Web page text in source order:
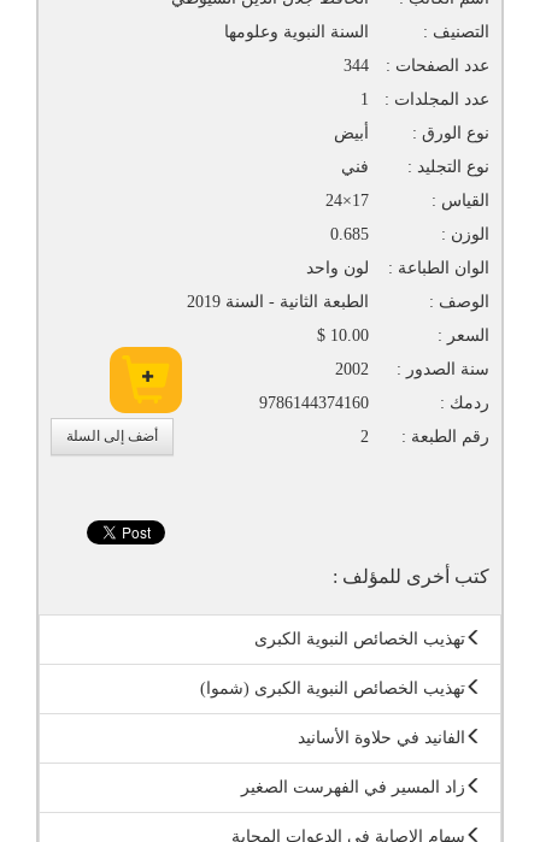
أضف إلى السلة
التصنيف :
السنة النبوية وعلومها
عدد الصفحات :
344
عدد المجلدات :
1
نوع الورق :
أبيض
نوع التجليد :
فني
القياس :
17×24
الوزن :
0.685
الوان الطباعة :
لون واحد
الوصف :
الطبعة الثانية - السنة 2019
السعر :
10.00 $
سنة الصدور :
2002
ردمك :
9786144374160
رقم الطبعة :
2
كتب أخرى للمؤلف :
تهذيب الخصائص النبوية الكبرى
تهذيب الخصائص النبوية الكبرى (شموا)
الفانيد في حلاوة الأسانيد
زاد المسير في الفهرست الصغير
سهام الإصابة في الدعوات المجابة